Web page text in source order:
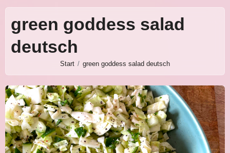
green goddess salad
deutsch
Start green goddess salad deutsch